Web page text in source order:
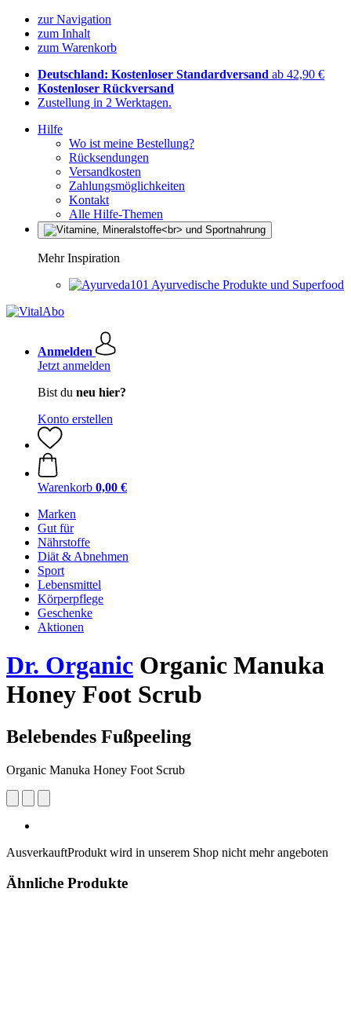
zur Navigation
zum Inhalt
zum Warenkorb
Deutschland: Kostenloser Standardversand ab 42,90 €
Kostenloser Rückversand
Zustellung in 2 Werktagen.
Hilfe
Wo ist meine Bestellung?
Rücksendungen
Versandkosten
Zahlungsmöglichkeiten
Kontakt
Alle Hilfe-Themen
Mehr Inspiration
Ayurvedische Produkte und Superfood
Anmelden
Jetzt anmelden
Bist du neu hier?
Konto erstellen
Warenkorb 0,00 €
Marken
Gut für
Nährstoffe
Diät & Abnehmen
Sport
Lebensmittel
Körperpflege
Geschenke
Aktionen
Dr. Organic Organic Manuka
Honey Foot Scrub
Belebendes Fußpeeling
Organic Manuka Honey Foot Scrub
AusverkauftProdukt wird in unserem Shop nicht mehr angeboten
Ähnliche Produkte